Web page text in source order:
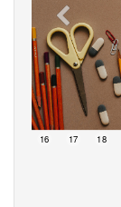
16 17 18